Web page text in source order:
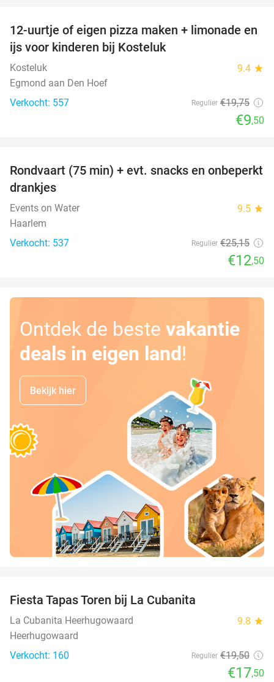
52%
12-uurtje of eigen pizza maken + limonade en
ijs voor kinderen bij Kosteluk
Kosteluk 9.4 star
Egmond aan Den Hoef
Verkocht: 557
Regulier €19,75
€9,50
50%
Rondvaart (75 min) + evt. snacks en onbeperkt
drankjes
Events on Water 9.5 star
Haarlem
Verkocht: 537
Regulier €25,15
€12,50
Ontdek de beste vakantie
deals in eigen land!
Bekijk hier
Fiesta Tapas Toren bij La Cubanita
La Cubanita Heerhugowaard 9.8 star
Heerhugowaard
Verkocht: 160
Regulier €19,50
€17,50